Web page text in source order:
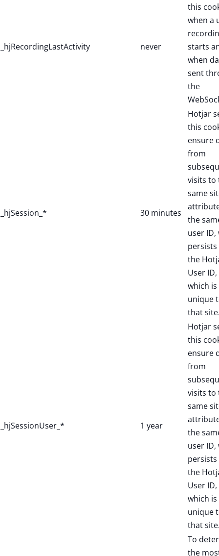
_hjRecordingLastActivity never
this
when a
starts
when
sent
the
_hjSession_* 30 minutes
Hotjar
this
ensure
from
visits to
same
the
user ID,
persists
the
User ID,
which is
unique
that
_hjSessionUser_* 1 year
Hotjar
this
ensure
from
visits to
same
the
user ID,
persists
the
User ID,
which is
unique
that
To
the